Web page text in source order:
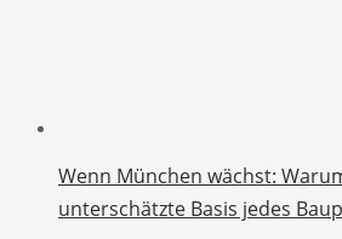
Wenn München wächst:
unterschätzte Basis jedes